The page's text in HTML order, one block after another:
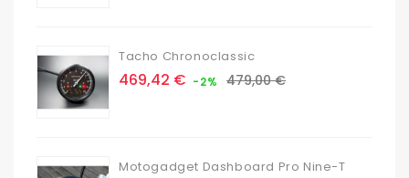
Tacho Chronoclassic
Prix
469,42 € -2% Prix
479,00 €
Motogadget Dashboard Pro Nine-T